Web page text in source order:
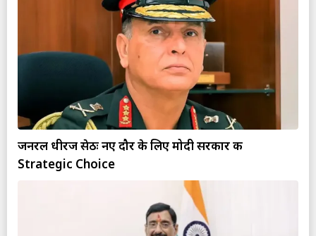
जनरल धीरज सेठः नए दौर के लिए मोदी सरकार की
Strategic Choice